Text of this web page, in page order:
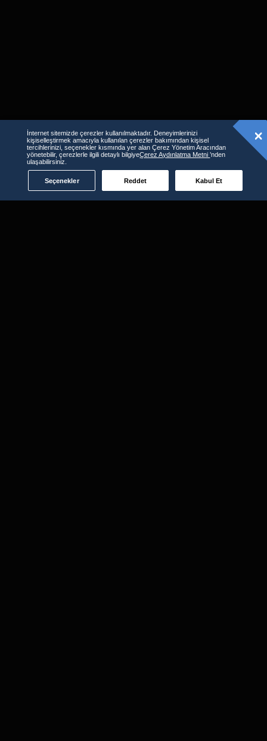
Benzer İçerikler
İnternet sitemizde çerezler kullanılmaktadır. Deneyimlerinizi
kişiselleştirmek amacıyla kullanılan çerezler bakımından kişisel
tercihlerinizi, seçenekler kısmında yer alan Çerez Yönetim Aracından
yönetebilir, çerezlerle ilgili detaylı bilgiyeÇerez Aydınlatma Metni’nden
ulaşabilirsiniz.
Seçenekler Reddet Kabul Et